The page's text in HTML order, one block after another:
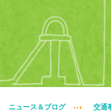
ニュース＆ブログ 交通